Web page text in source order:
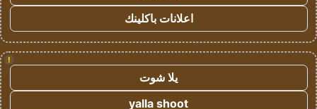
اعلانات باكلينك
!
يلا شوت
yalla shoot